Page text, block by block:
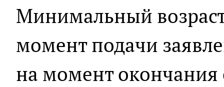
Минимальный
момент подачи
на момент окончания